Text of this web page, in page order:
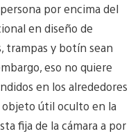
por encima del
en diseño de
trampas y botín sean
eso no quiere
en los alrededores
útil oculto en la
fija de la cámara a por